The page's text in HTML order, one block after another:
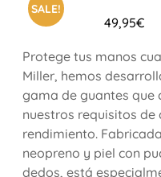
SALE!
49,95€
Protege tus manos
Miller, hemos
gama de guantes que
nuestros requisitos de
rendimiento.
neopreno y piel con
dedos, está